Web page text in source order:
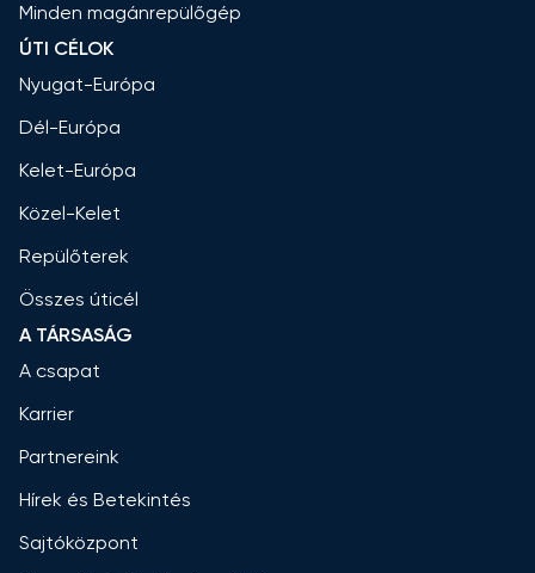
Minden magánrepülőgép
ÚTI CÉLOK
Nyugat-Európa
Dél-Európa
Kelet-Európa
Közel-Kelet
Repülőterek
Összes úticél
A TÁRSASÁG
A csapat
Karrier
Partnereink
Hírek és Betekintés
Sajtóközpont